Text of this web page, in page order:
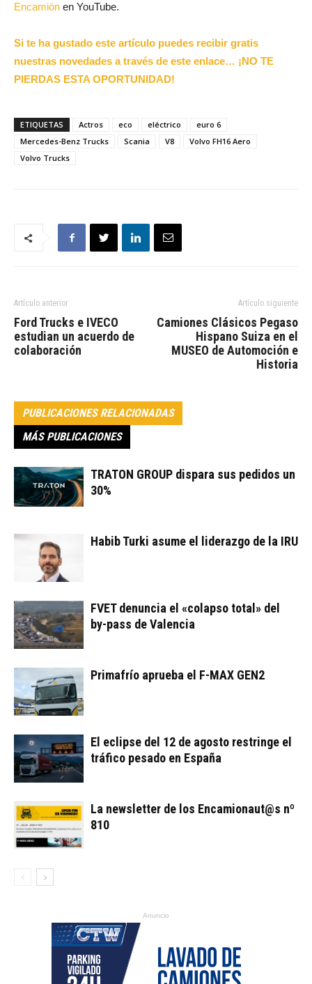
Encamión en YouTube.
Si te ha gustado este artículo puedes recibir gratis
nuestras novedades a través de este enlace… ¡NO TE
PIERDAS ESTA OPORTUNIDAD!
ETIQUETAS Actros eco eléctrico
euro 6
Mercedes-Benz Trucks
Scania V8
Volvo FH16 Aero
Volvo Trucks
Artículo anterior
Ford Trucks e IVECO
estudian un acuerdo de
colaboración
Artículo siguiente
Camiones Clásicos Pegaso
Hispano Suiza en el
MUSEO de Automoción e
Historia
PUBLICACIONES RELACIONADAS
MÁS PUBLICACIONES
TRATON GROUP dispara sus pedidos un
30%
Habib Turki asume el liderazgo de la IRU
FVET denuncia el «colapso total» del
by-pass de Valencia
Primafrío aprueba el F-MAX GEN2
El eclipse del 12 de agosto restringe el
tráfico pesado en España
La newsletter de los Encamionaut@s nº
810
Anuncio